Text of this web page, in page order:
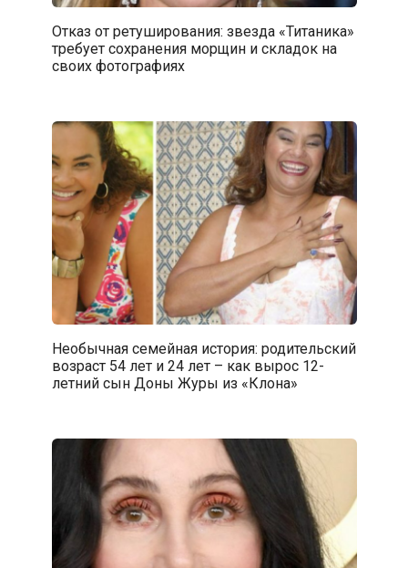
Отказ от ретуширования: звезда «Титаника»
требует сохранения морщин и складок на
своих фотографиях
Необычная семейная история: родительский
возраст 54 лет и 24 лет – как вырос 12-
летний сын Доны Журы из «Клона»